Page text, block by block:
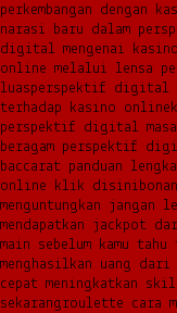
perkembangan dengan
narasi baru dalam
digital mengenai
online melalui lensa
luasperspektif digital
terhadap kasino online
perspektif digital
beragam perspektif
baccarat panduan
online klik disini
menguntungkan jangan
mendapatkan jackpot
main sebelum kamu
menghasilkan uang
cepat meningkatkan
sekarangroulette cara